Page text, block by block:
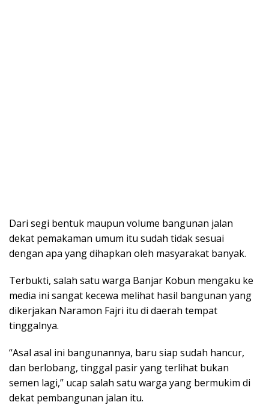
Dari segi bentuk maupun volume bangunan jalan
dekat pemakaman umum itu sudah tidak sesuai
dengan apa yang dihapkan oleh masyarakat banyak.
Terbukti, salah satu warga Banjar Kobun mengaku ke
media ini sangat kecewa melihat hasil bangunan yang
dikerjakan Naramon Fajri itu di daerah tempat
tinggalnya.
“Asal asal ini bangunannya, baru siap sudah hancur,
dan berlobang, tinggal pasir yang terlihat bukan
semen lagi,” ucap salah satu warga yang bermukim di
dekat pembangunan jalan itu.